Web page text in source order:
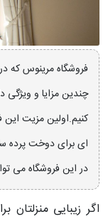
فروشگاه مرینوس که
چندین مزایا و ویژگی
کنیم.اولین مزیت این
ای برای دوخت پرده
در این فروشگاه می
اگر زیبایی